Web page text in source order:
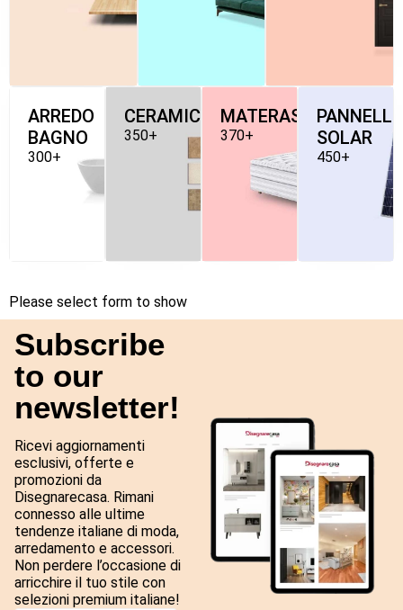
ARREDO
BAGNO
300+
CERAMICHE
350+
MATERASSI
370+
PANNELLI-
SOLAR
450+
Please select form to show
Subscribe
to our
newsletter!
Ricevi aggiornamenti
esclusivi, offerte e
promozioni da
Disegnarecasa. Rimani
connesso alle ultime
tendenze italiane di moda,
arredamento e accessori.
Non perdere l’occasione di
arricchire il tuo stile con
selezioni premium italiane!